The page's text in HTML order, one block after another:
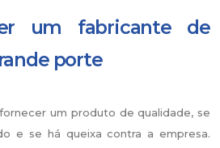
um fabricante de
porte
um produto de qualidade, se
e se há queixa contra a empresa.